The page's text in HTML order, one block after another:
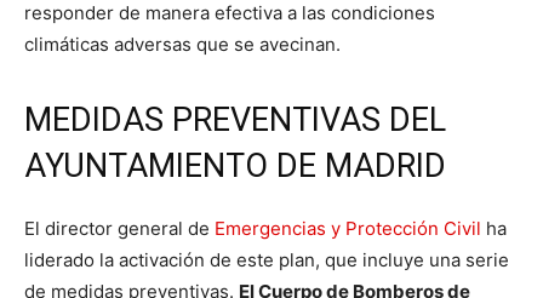
responder de manera efectiva a las condiciones
climáticas adversas que se avecinan.
MEDIDAS PREVENTIVAS DEL
AYUNTAMIENTO DE MADRID
El director general de Emergencias y Protección Civil ha
liderado la activación de este plan, que incluye una serie
de medidas preventivas. El Cuerpo de Bomberos de